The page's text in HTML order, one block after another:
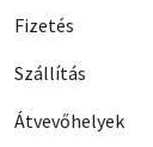
Fizetés
Szállítás
Átvevőhelyek